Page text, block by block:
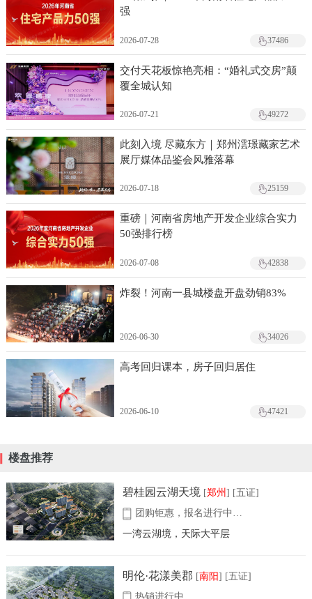
强
2026-07-28 37486
交付天花板惊艳亮相：“婚礼式交房”颠
覆全城认知
2026-07-21 49272
此刻入境 尽藏东方｜郑州澐璟藏家艺术
展厅媒体品鉴会风雅落幕
2026-07-18 25159
重磅｜河南省房地产开发企业综合实力
50强排行榜
2026-07-08 42838
炸裂！河南一县城楼盘开盘劲销83%
2026-06-30 34026
高考回归课本，房子回归居住
2026-06-10 47421
楼盘推荐
碧桂园云湖天境 [郑州 ] [五证]
团购钜惠，报名进行中…
一湾云湖境，天际大平层
明伦·花漾美郡 [南阳] [五证]
热销进行中…